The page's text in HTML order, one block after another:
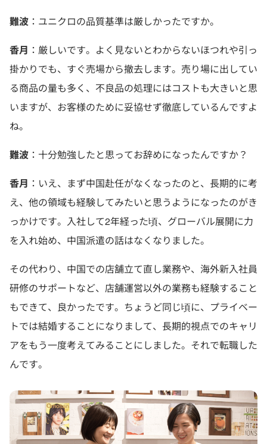
難波 ：ユニクロの品質基準は厳しかったですか。
香月 ：厳しいです。よく見ないとわからないほつれや引っ
掛かりでも、すぐ売場から撤去します。売り場に出してい
る商品の量も多く、不良品の処理にはコストも大きいと思
いますが、お客様のために妥協せず徹底しているんですよ
ね。
難波 ：十分勉強したと思ってお辞めになったんですか？
香月 ：いえ、まず中国赴任がなくなったのと、長期的に考
え、他の領域も経験してみたいと思うようになったのがき
っかけです。入社して2年経った頃、グローバル展開に力
を入れ始め、中国派遣の話はなくなりました。
その代わり、中国での店舗立て直し業務や、海外新入社員
研修のサポートなど、店舗運営以外の業務も経験すること
もできて、良かったです。ちょうど同じ頃に、プライベー
トでは結婚することになりまして、長期的視点でのキャリ
アをもう一度考えてみることにしました。それで転職した
んです。